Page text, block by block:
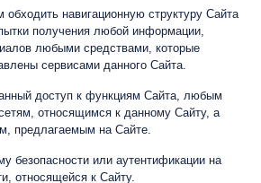
навигационную структуру Сайта
получения любой информации,
любыми средствами, которые
сервисами данного Сайта.
доступ к функциям Сайта, любым
относящимся к данному Сайту, а
предлагаемым на Сайте.
безопасности или аутентификации на
относящейся к Сайту.